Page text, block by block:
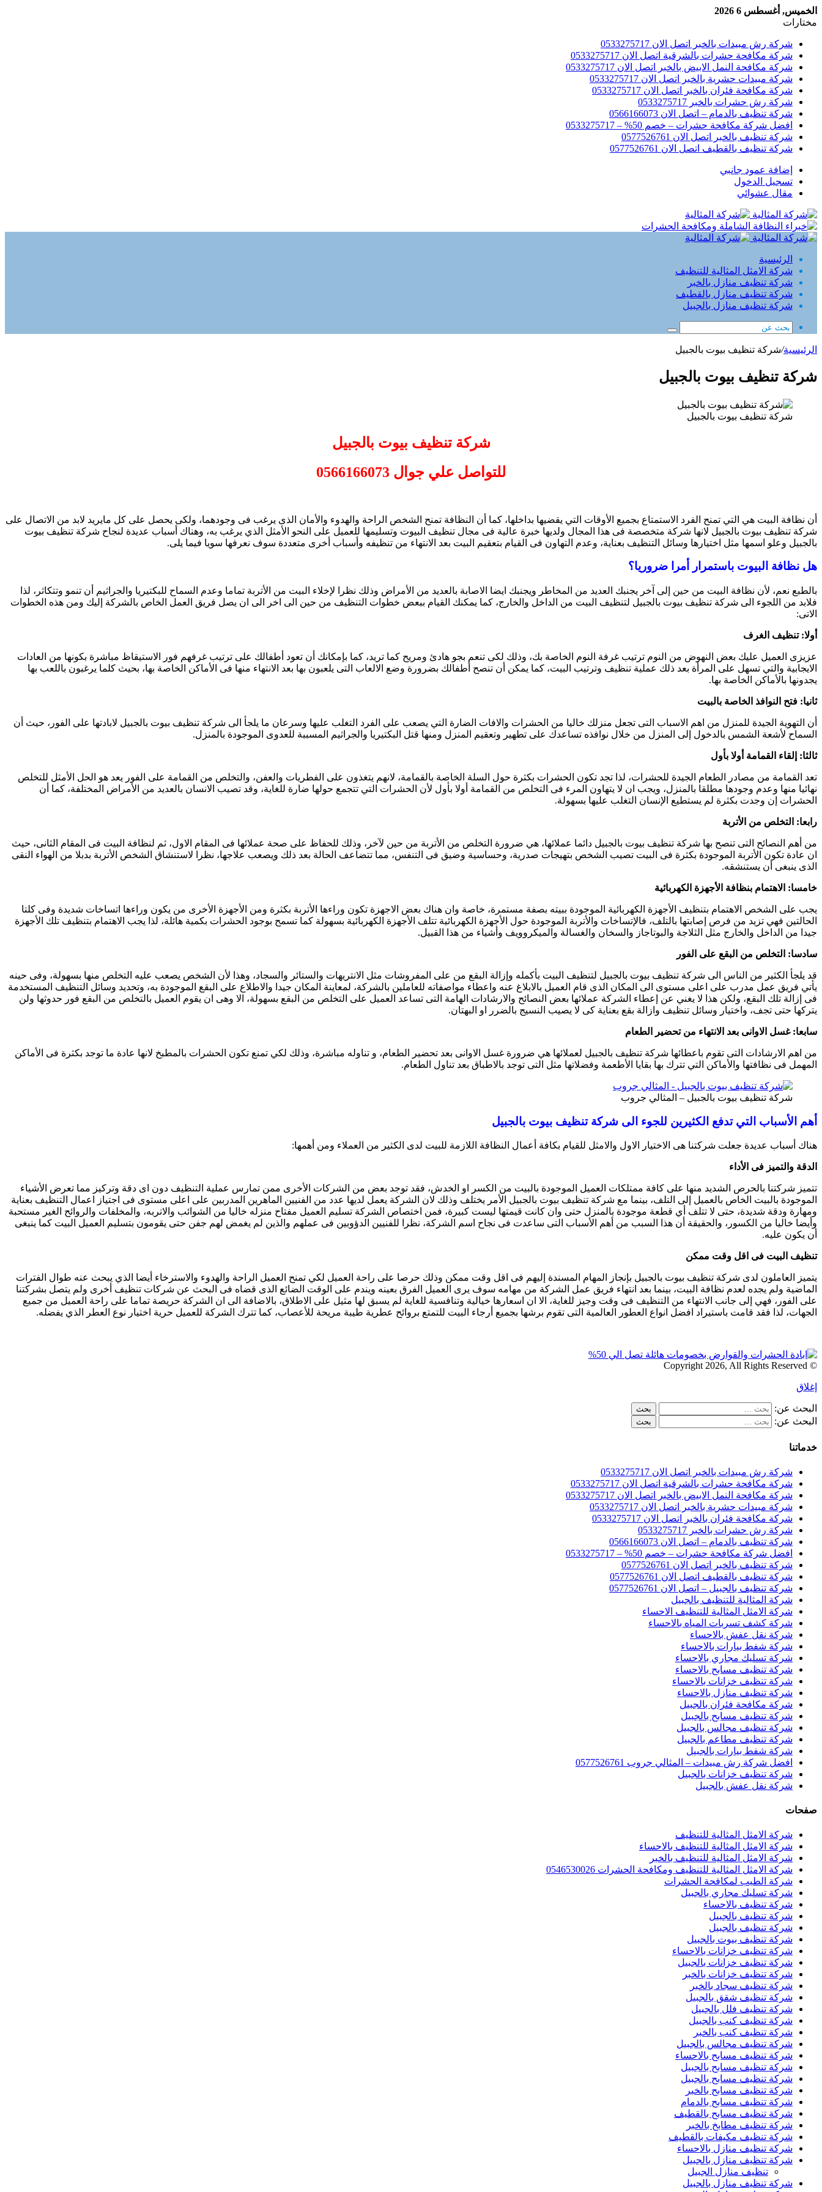
الخميس, أغسطس 6 2026
مختارات
شركة رش مبيدات بالخبر اتصل الان 0533275717
شركة مكافحة حشرات بالشرقية اتصل الان 0533275717
شركة مكافحة النمل الابيض بالخبر اتصل الان 0533275717
شركة مبيدات حشرية بالخبر اتصل الان 0533275717
شركة مكافحة فئران بالخبر اتصل الان 0533275717
شركة رش حشرات بالخبر 0533275717
شركة تنظيف بالدمام – اتصل الان 0566166073
افضل شركة مكافحة حشرات – خصم 50% – 0533275717
شركة تنظيف بالخبر اتصل الان 0577526761
شركة تنظيف بالقطيف اتصل الان 0577526761
إضافة عمود جانبي
تسجيل الدخول
مقال عشوائي
الرئيسية
شركة الامثل المثالية للتنظيف
شركة تنظيف منازل بالخبر
شركة تنظيف منازل بالقطيف
شركة تنظيف منازل بالجبيل
الرئيسية/شركة تنظيف بيوت بالجبيل
شركة تنظيف بيوت بالجبيل
شركة تنظيف بيوت بالجبيل
شركة تنظيف بيوت بالجبيل
للتواصل علي جوال 0566166073
أن نظافة البيت هي التي تمنح الفرد الاستمتاع بجميع الأوقات التي يقضيها بداخلها، كما أن النظافة تمنح الشخص الراحة والهدوء والأمان الذى يرغب فى وجودهما، ولكى يحصل على كل مايريد لابد من الاتصال على
شركة تنظيف بيوت بالجبيل لانها شركة متخصصة فى هذا المجال ولديها خبرة عالية فى مجال تنظيف البيوت وتسليمها للعميل على النحو الأمثل الذي يرغب به، وهناك أسباب عديدة لنجاح شركة تنظيف بيوت
بالجبيل وعلو اسمها مثل اختيارها وسائل التنظيف بعناية، وعدم التهاون فى القيام بتعقيم البيت بعد الانتهاء من تنظيفه وأسباب أخرى متعددة سوف نعرفها سويا فيما يلى.
هل نظافة البيوت باستمرار أمرا ضروريا؟
بالطبع نعم، لأن نظافة البيت من حين إلى آخر يجنبك العديد من المخاطر ويجنبك ايضا الاصابة بالعديد من الأمراض وذلك نظرا لإخلاء البيت من الأتربة تماما وعدم السماح للبكتيريا والجراثيم أن تنمو وتتكاثر، لذا
فلابد من اللجوء الى شركة تنظيف بيوت بالجبيل لتنظيف البيت من الداخل والخارج، كما يمكنك القيام ببعض خطوات التنظيف من حين الى اخر الى ان يصل فريق العمل الخاص بالشركة إليك ومن هذه الخطوات
الاتى:
أولا: تنظيف الغرف
عزيزى العميل عليك بعض النهوض من النوم ترتيب غرفة النوم الخاصة بك، وذلك لكى تنعم بجو هادئ ومريح كما تريد، كما بإمكانك أن تعود أطفالك على ترتيب غرفهم فور الاستيقاظ مباشرة بكونها من العادات
الايجابية والتي تسهل على المرأة بعد ذلك عملية تنظيف وترتيب البيت، كما يمكن أن تنصح أطفالك بضرورة وضع الالعاب التى يلعبون بها بعد الانتهاء منها فى الأماكن الخاصة بها، بحيث كلما يرغبون باللعب بها
يجدونها بالأماكن الخاصة بها.
ثانيا: فتح النوافذ الخاصة بالبيت
أن التهوية الجيدة للمنزل من اهم الاسباب التى تجعل منزلك خاليا من الحشرات والافات الضارة التي يصعب على الفرد التغلب عليها وسرعان ما يلجأ الى شركة تنظيف بيوت بالجبيل لابادتها على الفور، حيث أن
السماح لأشعة الشمس بالدخول إلى المنزل من خلال نوافذه تساعدك على تطهير وتعقيم المنزل ومنها قتل البكتيريا والجراثيم المسببة للعدوى الموجودة بالمنزل.
ثالثا: إلقاء القمامة أولا بأول
تعد القمامة من مصادر الطعام الجيدة للحشرات، لذا تجد تكون الحشرات بكثرة حول السلة الخاصة بالقمامة، لانهم يتغذون على الفطريات والعفن، والتخلص من القمامة على الفور يعد هو الحل الأمثل للتخلص
نهائيا منها وعدم وجودها مطلقا بالمنزل، ويجب ان لا يتهاون المرء فى التخلص من القمامة أولا بأول لأن الحشرات التي تتجمع حولها ضارة للغاية، وقد تصيب الانسان بالعديد من الأمراض المختلفة، كما أن
الحشرات إن وجدت بكثرة لم يستطيع الإنسان التغلب عليها بسهولة.
رابعا: التخلص من الأتربة
من أهم النصائح التى تنصح بها شركة تنظيف بيوت بالجبيل دائما عملائها، هي ضرورة التخلص من الأتربة من حين لآخر، وذلك للحفاظ على صحة عملائها فى المقام الاول، ثم لنظافة البيت فى المقام الثانى، حيث
ان عادة تكون الأتربة الموجودة بكثرة فى البيت تصيب الشخص بتهيجات صدرية، وحساسية وضيق فى التنفس، مما تتضاعف الحالة بعد ذلك ويصعب علاجها، نظرا لاستنشاق الشخص الأتربة بدبلا من الهواء النقى
الذى ينبغى أن يستنشقه.
خامسا: الاهتمام بنظافة الأجهزة الكهربائية
يجب على الشخص الاهتمام بتنظيف الأجهزة الكهربائية الموجودة ببيته بصفة مستمرة، خاصة وان هناك بعض الاجهزة تكون وراءها الأتربة بكثرة ومن الأجهزة الأخرى من يكون وراءها اتساخات شديدة وفى كلتا
الحالتين فهي تزيد من فرص إصابتها بالتلف، فالإتساخات والأتربة الموجودة حول الأجهزة الكهربائية تتلف الأجهزة الكهربائية بسهولة كما تسمح بوجود الحشرات بكمية هائلة، لذا يجب الاهتمام بتنظيف تلك الأجهزة
جيدا من الداخل والخارج مثل الثلاجة والبوتاجاز والسخان والغسالة والميكروويف وأشياء من هذا القبيل.
سادسا: التخلص من البقع على الفور
قد يلجأ الكثير من الناس الى شركة تنظيف بيوت بالجبيل لتنظيف البيت بأكمله وإزالة البقع من على المفروشات مثل الانتريهات والستائر والسجاد، وهذا لأن الشخص يصعب عليه التخلص منها بسهولة، وفى حينه
يأتي فريق عمل مدرب على اعلى مستوى الى المكان الذى قام العميل بالابلاغ عنه واعطاء مواصفاته للعاملين بالشركة، لمعاينة المكان جيدا والاطلاع على البقع الموجودة به، وتحديد وسائل التنظيف المستخدمة
فى إزالة تلك البقع، ولكن هذا لا يغني عن إعطاء الشركة عملائها بعض النصائح والارشادات الهامة التى تساعد العميل على التخلص من البقع بسهولة، الا وهى ان يقوم العميل بالتخلص من البقع فور حدوثها ولن
يتركها حتى تجف، واختيار وسائل تنظيف وازالة بقع بعناية كى لا يصيب النسيج بالضرر او البهتان.
سابعا: غسل الاوانى بعد الانتهاء من تحضير الطعام
من اهم الارشادات التى تقوم باعطائها شركة تنظيف بالجبيل لعملائها هي ضرورة غسل الاوانى بعد تحضير الطعام، و تناوله مباشرة، وذلك لكي تمنع تكون الحشرات بالمطبخ لانها عادة ما توجد بكثرة فى الأماكن
المهمل فى نظافتها والأماكن التي تترك بها بقايا الأطعمة وفضلاتها مثل التى توجد بالاطباق بعد تناول الطعام.
شركة تنظيف بيوت بالجبيل – المثالي جروب
أهم الأسباب التي تدفع الكثيرين للجوء الى شركة تنظيف بيوت بالجبيل
هناك أسباب عديدة جعلت شركتنا هى الاختيار الاول والامثل للقيام بكافة أعمال النظافة اللازمة للبيت لدى الكثير من العملاء ومن أهمها:
الدقة والتميز فى الأداء
تتميز شركتنا بالحرص الشديد منها على كافة ممتلكات العميل الموجودة بالبيت من الكسر او الخدش، فقد توجد بعض من الشركات الأخرى ممن تمارس عملية التنظيف دون اى دقة وتركيز مما تعرض الأشياء
الموجودة بالبيت الخاص بالعميل إلى التلف، بينما مع شركة تنظيف بيوت بالجبيل الأمر يختلف وذلك لان الشركة يعمل لديها عدد من الفنيين الماهرين المدربين على اعلى مستوى فى اجتياز اعمال التنظيف بعناية
ومهارة ودقة شديدة، حتى لا تتلف أي قطعة موجودة بالمنزل حتى وان كانت قيمتها ليست كبيرة، فمن اختصاص الشركة تسليم العميل مفتاح منزله خاليا من الشوائب والاتربه، والمخلفات والروائح الغير مستحبة
وأيضا خاليا من الكسور، والحقيقة أن هذا السبب من أهم الأسباب التى ساعدت فى نجاح اسم الشركة، نظرا للفنيين الدؤوبين فى عملهم والذين لم يغمض لهم جفن حتى يقومون بتسليم العميل البيت كما ينبغى
أن يكون عليه.
تنظيف البيت فى اقل وقت ممكن
يتميز العاملون لدى شركة تنظيف بيوت بالجبيل بإنجاز المهام المسندة إليهم فى اقل وقت ممكن وذلك حرصا على راحة العميل لكي تمنح العميل الراحة والهدوء والاسترخاء أيضا الذي يبحث عنه طوال الفترات
الماضية ولم يجده لعدم نظافة البيت، بينما بعد انتهاء فريق عمل الشركة من مهامه سوف يرى العميل الفرق بعينه ويندم على الوقت الضائع الذى قضاه فى البحث عن شركات تنظيف أخرى ولم يتصل بشركتنا
على الفور، فهي إلى جانب الانتهاء من التنظيف فى وقت وجيز للغاية، الا ان اسعارها خيالية وتنافسية للغاية لم يسبق لها مثيل على الاطلاق، بالاضافة الى ان الشركة حريصة تماما على راحة العميل من جميع
الجهات، لذا فقد قامت باستيراد افضل انواع العطور العالمية التى تقوم برشها بجميع أرجاء البيت للتمتع بروائح عطرية طيبة مريحة للأعصاب، كما تترك الشركة للعميل حرية اختيار نوع العطر الذي يفضله.
© Copyright 2026, All Rights Reserved
إغلاق
البحث عن:
البحث عن:
خدماتنا
شركة رش مبيدات بالخبر اتصل الان 0533275717
شركة مكافحة حشرات بالشرقية اتصل الان 0533275717
شركة مكافحة النمل الابيض بالخبر اتصل الان 0533275717
شركة مبيدات حشرية بالخبر اتصل الان 0533275717
شركة مكافحة فئران بالخبر اتصل الان 0533275717
شركة رش حشرات بالخبر 0533275717
شركة تنظيف بالدمام – اتصل الان 0566166073
افضل شركة مكافحة حشرات – خصم 50% – 0533275717
شركة تنظيف بالخبر اتصل الان 0577526761
شركة تنظيف بالقطيف اتصل الان 0577526761
شركة تنظيف بالجبيل – اتصل الان 0577526761
شركة المثالية للتنظيف بالجبيل
شركة الامثل المثالية للتنظيف الاحساء
شركة كشف تسربات المياه بالاحساء
شركة نقل عفش بالاحساء
شركة شفط بيارات بالاحساء
شركة تسليك مجاري بالاحساء
شركة تنظيف مسابح بالاحساء
شركة تنظيف خزانات بالاحساء
شركة تنظيف منازل بالاحساء
شركة مكافحة فئران بالجبيل
شركة تنظيف مسابح بالجبيل
شركة تنظيف مجالس بالجبيل
شركة تنظيف مطاعم بالجبيل
شركة شفط بيارات بالجبيل
افضل شركة رش مبيدات – المثالي جروب 0577526761
شركة تنظيف خزانات بالجبيل
شركة نقل عفش بالجبيل
صفحات
شركة الامثل المثالية للتنظيف
شركة الامثل المثالية للتنظيف بالاحساء
شركة الامثل المثالية للتنظيف بالخبر
شركة الامثل المثالية للتنظيف ومكافحة الحشرات 0546530026
شركة الطيب لمكافحة الحشرات
شركة تسليك مجاري بالجبيل
شركة تنظيف بالاحساء
شركة تنظيف بالجبيل
شركة تنظيف بالجبيل
شركة تنظيف بيوت بالجبيل
شركة تنظيف خزانات بالاحساء
شركة تنظيف خزانات بالجبيل
شركة تنظيف خزانات بالخبر
شركة تنظيف سجاد بالخبر
شركة تنظيف شقق بالجبيل
شركة تنظيف فلل بالجبيل
شركة تنظيف كنب بالجبيل
شركة تنظيف كنب بالخبر
شركة تنظيف مجالس بالجبيل
شركة تنظيف مسابح بالاحساء
شركة تنظيف مسابح بالجبيل
شركة تنظيف مسابح بالجبيل
شركة تنظيف مسابح بالخبر
شركة تنظيف مسابح بالدمام
شركة تنظيف مسابح بالقطيف
شركة تنظيف مطابخ بالخبر
شركة تنظيف مكيفات بالقطيف
شركة تنظيف منازل بالاحساء
شركة تنظيف منازل بالجبيل
تنظيف منازل الجبيل
شركة تنظيف منازل بالجبيل